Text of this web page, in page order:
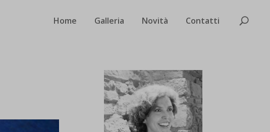
Home Galleria Novità Contatti